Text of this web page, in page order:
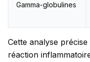
Gamma-globulines
Cette analyse
réaction